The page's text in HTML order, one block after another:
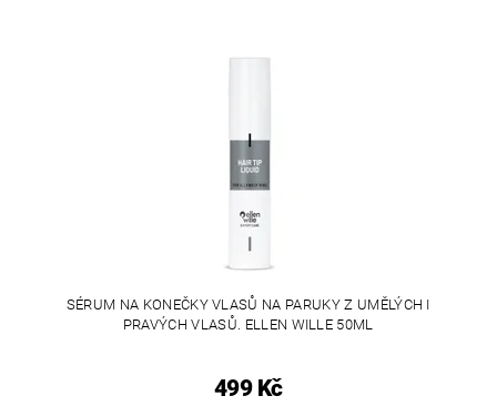
SÉRUM NA KONEČKY VLASŮ NA PARUKY Z UMĚLÝCH I
PRAVÝCH VLASŮ. ELLEN WILLE 50ML
499 Kč